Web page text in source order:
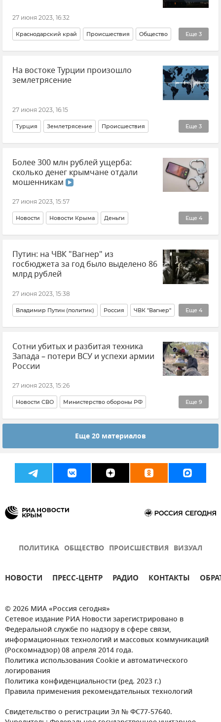
27 июня 2023, 16:32
Еще 3
Краснодарский край Происшествия Общество
Новости Погода Кубань
На востоке Турции произошло
землетрясение
27 июня 2023, 16:15
Еще 3
Турция Землетрясение Происшествия
Сейсмология Общество Новости
Более 300 млн рублей ущерба:
сколько денег крымчане отдали
мошенникам
27 июня 2023, 15:57
Еще 4
Новости Новости Крыма Деньги
Мошенничество МВД по Республике Крым
Ярослав Скляренко Наталья Кашкарова
Путин: на ЧВК "Вагнер" из
госбюджета за год было выделено 86
млрд рублей
27 июня 2023, 15:38
Еще 4
Владимир Путин (политик) Россия ЧВК "Вагнер"
Экономика Федеральный бюджет Новости
Евгений Пригожин
Сотни убитых и разбитая техника
Запада – потери ВСУ и успехи армии
России
27 июня 2023, 15:26
Еще 9
Новости СВО Министерство обороны РФ
Потери ВСУ Вооруженные силы России
ВСУ (Вооруженные силы Украины) Новости
События в Донбассе
Луганская Народная Республика (ЛНР)
Еще 20 материалов
ПОЛИТИКА ОБЩЕСТВО ПРОИСШЕСТВИЯ ВИЗУАЛ
НОВОСТИ ПРЕСС-ЦЕНТР РАДИО КОНТАКТЫ
© 2026 МИА «Россия сегодня»
Сетевое издание РИА Новости зарегистрировано в
Федеральной службе по надзору в сфере связи,
информационных технологий и массовых коммуникаций
(Роскомнадзор) 08 апреля 2014 года.
Политика использования Cookie и автоматического
логирования
Политика конфиденциальности (ред. 2023 г.)
Правила применения рекомендательных технологий
Свидетельство о регистрации Эл № ФС77-57640.